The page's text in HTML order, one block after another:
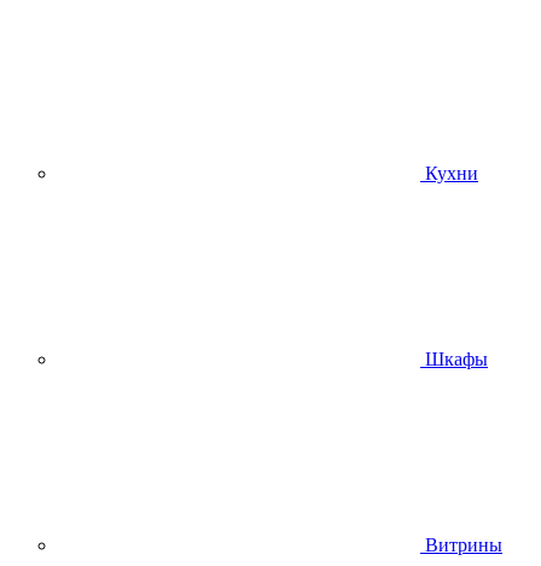
Кухни
Шкафы
Витрины